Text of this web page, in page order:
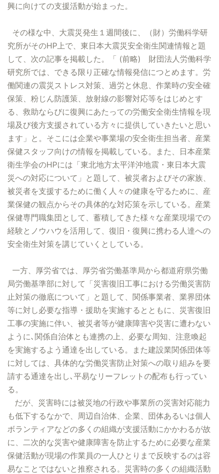
興に向けての支援活動が始まった。
その様な中、大震災発生１週間後に、（財）労働科学研
究所がそのHP上で、東日本大震災安全衛生関連情報と題
して、次の記事を掲載した。「 (前略) 財団法人労働科学
研究所では、できる限り正確な情報発信につとめます。労
働関連の震災ストレス対策、過労と休息、作業時の安全確
保策、粉じん防護策、放射線の影響対応等をはじめとす
る、救助ならびに復興にあたっての労働安全衛生情報を現
場及び後方支援されている方々に提供していきたいと思い
ます」と。そこには企業や事業場の安全衛生担当者、産業
保健スタッフ向けの情報を掲載している。また、日本産業
衛生学会のHPには「東北地方太平洋沖地震・東日本大震
災への対応について」と題して、被災者およびその家族、
被災者を支援するために働く人々の健康を守るために、産
業保健の観点からその具体的な対応策を示している。産業
保健専門職集団として、蓄積してきた様々な産業現場での
経験とノウハウを活用して、復旧・復興に携わる人達への
安全衛生対策を講じていくとしている。
一方、厚労省では、厚労省労働基準局から都道府県労働
局労働基準部に対して「災害復旧工事における労働災害防
止対策の徹底について」と題して、関係事業者、業界団体
等に対し必要な指導・援助を実施するとともに、災害復旧
工事の実施に伴い、被災者等が健康障害や災害に遭わない
ように､関係自治体とも連携の上、必要な周知、注意喚起
を実施するよう通達を出している。また建設業関係団体等
に対しては、具体的な労働災害防止対策への取り組みを要
請する通達を出し､平易なリーフレットの配布も行ってい
る。
だが、災害時には被災地の行政や事業所の災害対応能力
も低下するなかで、周辺自治体、企業、団体あるいは個人
ボランティアなどの多くの組織が支援活動にかかわるが故
に、二次的な災害や健康障害を防止するために必要な産業
保健活動が現場の作業員の一人ひとりまで反映するのは容
易なことではないと推察される。災害時の多くの組織活動